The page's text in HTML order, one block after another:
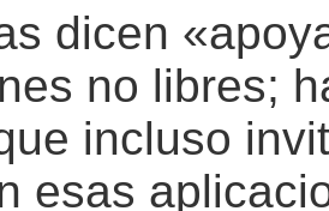
dicen
no libres;
incluso
esas